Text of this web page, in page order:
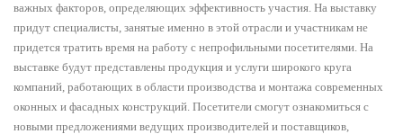
важных факторов, определяющих эффективность участия. На выставку
придут специалисты, занятые именно в этой отрасли и участникам не
придется тратить время на работу с непрофильными посетителями. На
выставке будут представлены продукция и услуги широкого круга
компаний, работающих в области производства и монтажа современных
оконных и фасадных конструкций. Посетители смогут ознакомиться с
новыми предложениями ведущих производителей и поставщиков,